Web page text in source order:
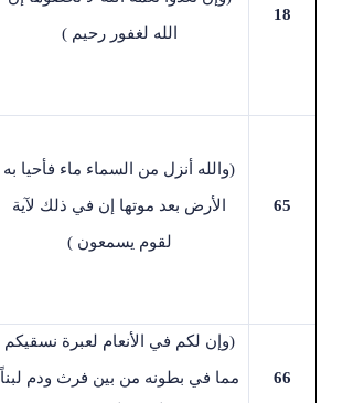
18
الله لغفور رحيم(
65
)والله أنزل من السماء ماء فأحيا به
الأرض بعد موتها إن في ذلك لآية
لقوم يسمعون(
66
)وإن لكم في الأنعام لعبرة نسقيكم
مما في بطونه من بين فرث ودم لبناً